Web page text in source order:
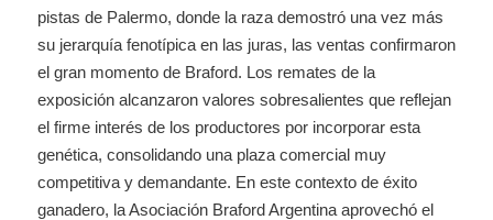
pistas de Palermo, donde la raza demostró una vez más
su jerarquía fenotípica en las juras, las ventas confirmaron
el gran momento de Braford. Los remates de la
exposición alcanzaron valores sobresalientes que reflejan
el firme interés de los productores por incorporar esta
genética, consolidando una plaza comercial muy
competitiva y demandante. En este contexto de éxito
ganadero, la Asociación Braford Argentina aprovechó el